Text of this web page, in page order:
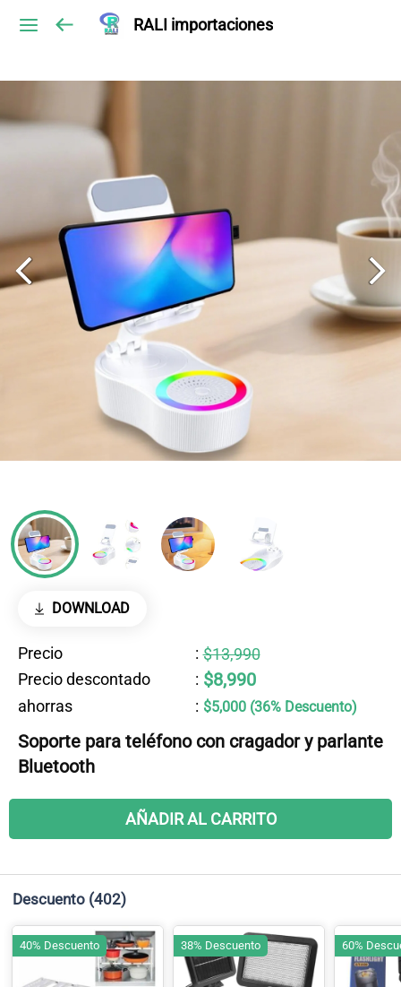
RALI importaciones
DOWNLOAD
Precio : $13,990
Precio descontado
: $8,990
ahorras : $5,000 (36% Descuento)
Soporte para teléfono con cragador y parlante
Bluetooth
AÑADIR AL CARRITO
Descuento (402)
40% Descuento 38% Descuento 60%